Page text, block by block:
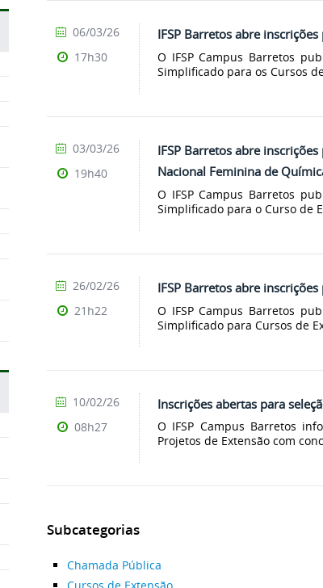
IFSP Barretos abre
O IFSP Campus Barretos
Simplificado para os Cursos
06/03/26
17h30
IFSP Barretos abre
Nacional Feminina de
O IFSP Campus Barretos
Simplificado para o Curso de
03/03/26
19h40
IFSP Barretos abre
O IFSP Campus Barretos
Simplificado para Cursos de
26/02/26
21h22
Inscrições abertas para
O IFSP Campus Barretos
Projetos de Extensão com
10/02/26
08h27
Subcategorias
Chamada Pública